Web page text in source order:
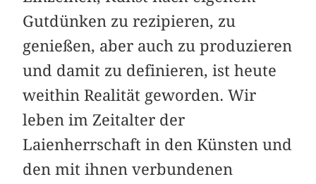
Gutdünken zu rezipieren, zu
genießen, aber auch zu produzieren
und damit zu definieren, ist heute
weithin Realität geworden. Wir
leben im Zeitalter der
Laienherrschaft in den Künsten und
den mit ihnen verbundenen